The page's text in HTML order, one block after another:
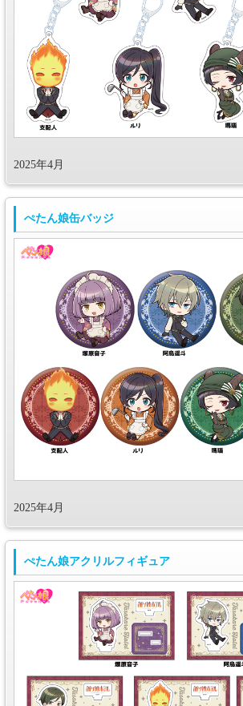
2025年4月
ぺたん娘缶バッジ
2025年4月
ぺたん娘アクリルフィギュア